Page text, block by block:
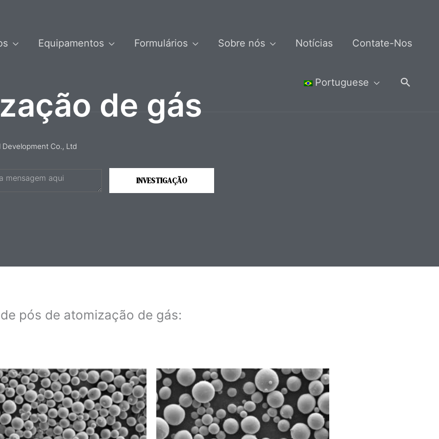
Equipamentos Formulários Sobre nós Notícias Contate-Nos
Portuguese
de gás
Development Co., Ltd
INVESTIGAÇÃO
pós de atomização de gás: